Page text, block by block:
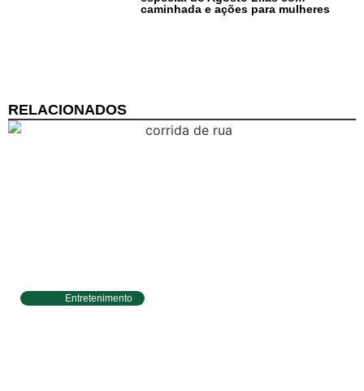
caminhada e ações para mulheres
RELACIONADOS
Entretenimento